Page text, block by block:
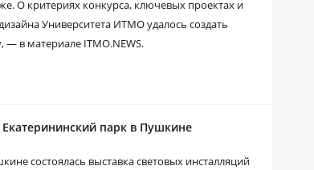
О критериях конкурса, ключевых проектах и
Университета ИТМО удалось создать
— в материале ITMO.NEWS.
парк в Пушкине
состоялась выставка световых инсталляций